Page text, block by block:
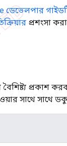
ডেভেলপার
প্রশংসা
প্রকাশ
সাথে সাথে